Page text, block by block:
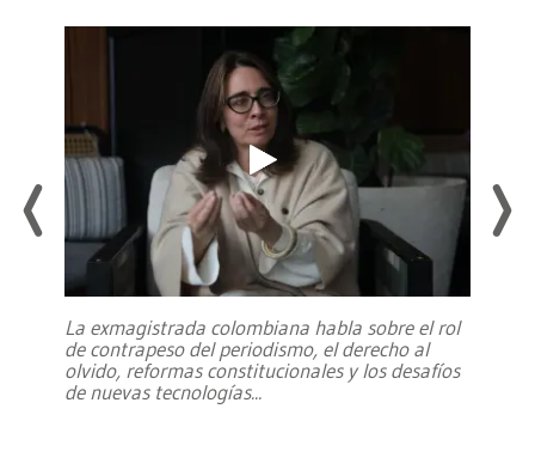
La exmagistrada colombiana habla sobre el rol
de contrapeso del periodismo, el derecho al
olvido, reformas constitucionales y los desafíos
de nuevas tecnologías...